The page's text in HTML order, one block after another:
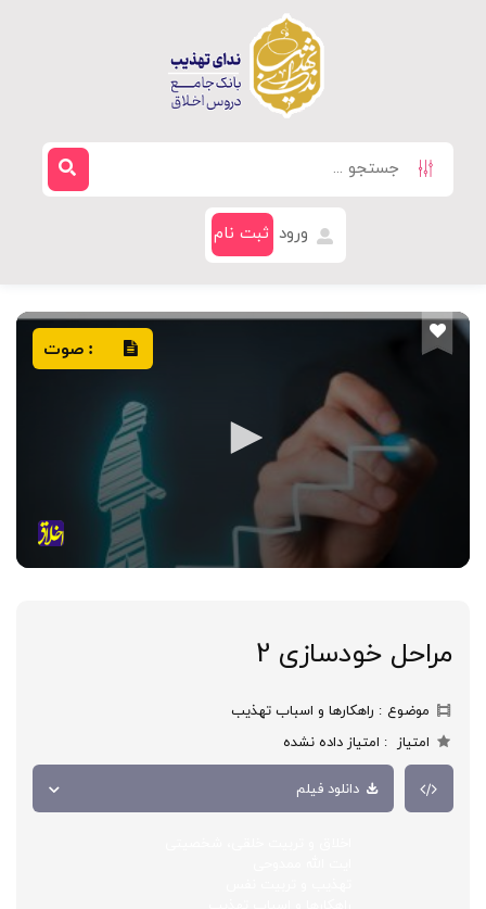
ورود ثبت نام
: صوت
مراحل خودسازی 2
موضوع
راهکارها و اسباب تهذیب
امتیاز
امتیاز داده نشده
دانلود فیلم